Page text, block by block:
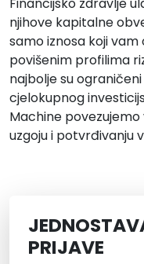
Financijsko zdravlje
njihove kapitalne
samo iznosa koji
povišenim profilima
najbolje su
cjelokupnog
Machine povezujemo
uzgoju i potvrđivanju
PRIJAVE